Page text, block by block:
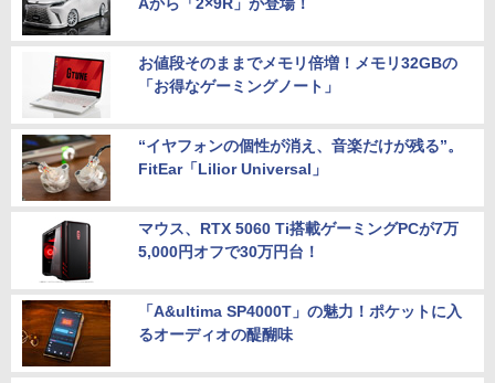
お値段そのままでメモリ倍増！メモリ32GBの
「お得なゲーミングノート」
“イヤフォンの個性が消え、音楽だけが残る”。
FitEar「Lilior Universal」
マウス、RTX 5060 Ti搭載ゲーミングPCが7万
5,000円オフで30万円台！
「A&ultima SP4000T」の魅力！ポケットに入
るオーディオの醍醐味